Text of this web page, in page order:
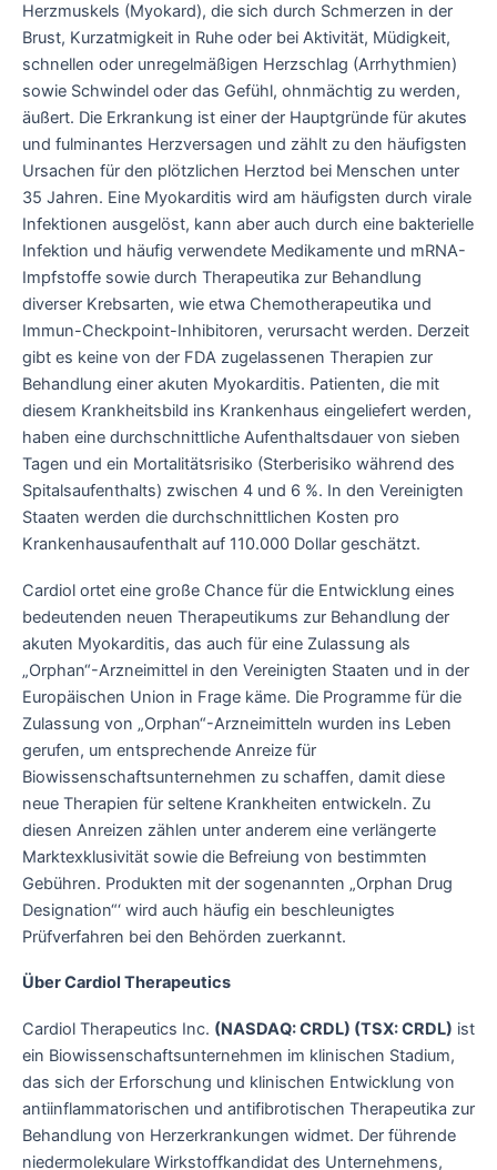
Herzmuskels (Myokard), die sich durch Schmerzen in der
Brust, Kurzatmigkeit in Ruhe oder bei Aktivität, Müdigkeit,
schnellen oder unregelmäßigen Herzschlag (Arrhythmien)
sowie Schwindel oder das Gefühl, ohnmächtig zu werden,
äußert. Die Erkrankung ist einer der Hauptgründe für akutes
und fulminantes Herzversagen und zählt zu den häufigsten
Ursachen für den plötzlichen Herztod bei Menschen unter
35 Jahren. Eine Myokarditis wird am häufigsten durch virale
Infektionen ausgelöst, kann aber auch durch eine bakterielle
Infektion und häufig verwendete Medikamente und mRNA-
Impfstoffe sowie durch Therapeutika zur Behandlung
diverser Krebsarten, wie etwa Chemotherapeutika und
Immun-Checkpoint-Inhibitoren, verursacht werden. Derzeit
gibt es keine von der FDA zugelassenen Therapien zur
Behandlung einer akuten Myokarditis. Patienten, die mit
diesem Krankheitsbild ins Krankenhaus eingeliefert werden,
haben eine durchschnittliche Aufenthaltsdauer von sieben
Tagen und ein Mortalitätsrisiko (Sterberisiko während des
Spitalsaufenthalts) zwischen 4 und 6 %. In den Vereinigten
Staaten werden die durchschnittlichen Kosten pro
Krankenhausaufenthalt auf 110.000 Dollar geschätzt.
Cardiol ortet eine große Chance für die Entwicklung eines
bedeutenden neuen Therapeutikums zur Behandlung der
akuten Myokarditis, das auch für eine Zulassung als
„Orphan“-Arzneimittel in den Vereinigten Staaten und in der
Europäischen Union in Frage käme. Die Programme für die
Zulassung von „Orphan“-Arzneimitteln wurden ins Leben
gerufen, um entsprechende Anreize für
Biowissenschaftsunternehmen zu schaffen, damit diese
neue Therapien für seltene Krankheiten entwickeln. Zu
diesen Anreizen zählen unter anderem eine verlängerte
Marktexklusivität sowie die Befreiung von bestimmten
Gebühren. Produkten mit der sogenannten „Orphan Drug
Designation“‘ wird auch häufig ein beschleunigtes
Prüfverfahren bei den Behörden zuerkannt.
Über Cardiol Therapeutics
Cardiol Therapeutics Inc. (NASDAQ: CRDL) (TSX: CRDL) ist
ein Biowissenschaftsunternehmen im klinischen Stadium,
das sich der Erforschung und klinischen Entwicklung von
antiinflammatorischen und antifibrotischen Therapeutika zur
Behandlung von Herzerkrankungen widmet. Der führende
niedermolekulare Wirkstoffkandidat des Unternehmens,